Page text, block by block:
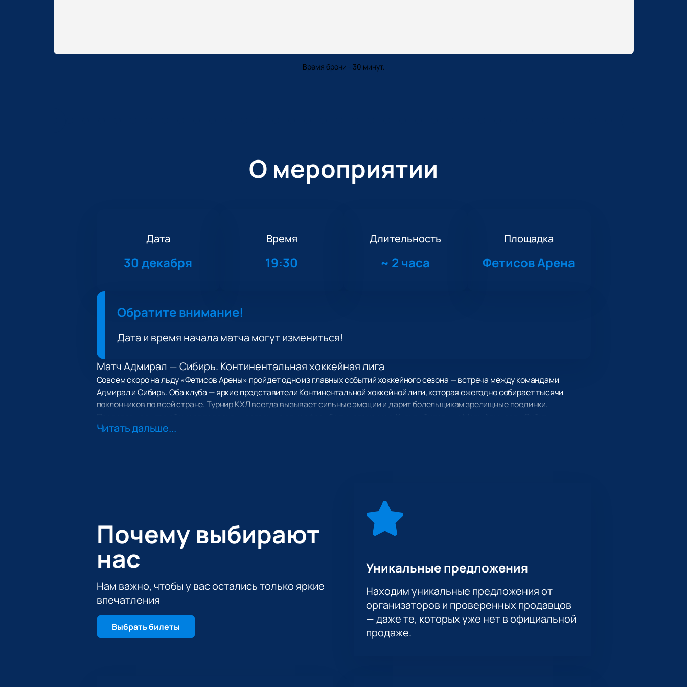
Время брони - 30 минут.
О мероприятии
Дата
30 декабря
Время
19:30
Длительность
~ 2 часа
Площадка
Фетисов Арена
Обратите внимание!
Дата и время начала матча могут измениться!
Матч Адмирал — Сибирь. Континентальная хоккейная лига
Совсем скоро на льду «Фетисов Арены» пройдет одно из главных событий хоккейного сезона — встреча между командами
Адмирал и Сибирь. Оба клуба — яркие представители Континентальной хоккейной лиги, которая ежегодно собирает тысячи
поклонников по всей стране. Турнир КХЛ всегда вызывает сильные эмоции и дарит болельщикам зрелищные поединки.
Континентальная хоккейная лига.
Обе сборные выступают в престижной КХЛ, где каждая встреча влияет на положение в турнирной таблице. Коллективы известны
своим сильным составом и показывают высокий уровень игры каждый сезон. Противостояние Адмирала и Сибири всегда
вызывает большой интерес у зрителей, ведь здесь решается многое не только для самих участников, но и для общего положения
в чемпионате страны.
О площадке «Фетисов Арена»
«Фетисов Арена» — современный спортивный комплекс, созданный для проведения крупных мероприятий и матчей КХЛ. Здесь
отличная видимость с любого сектора, комфортные условия для гостей и современное оборудование площадки. Каждый зритель
почувствует себя частью захватывающей игры и увидит лучшие моменты встречи.
Читать дальше...
Почему выбирают
нас
Нам важно, чтобы у вас остались только яркие
впечатления
Выбрать билеты
Уникальные предложения
Находим уникальные предложения от
организаторов и проверенных продавцов
— даже те, которых уже нет в официальной
продаже.